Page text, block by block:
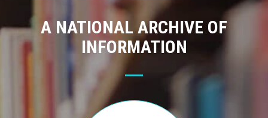
A NATIONAL ARCHIVE OF
INFORMATION